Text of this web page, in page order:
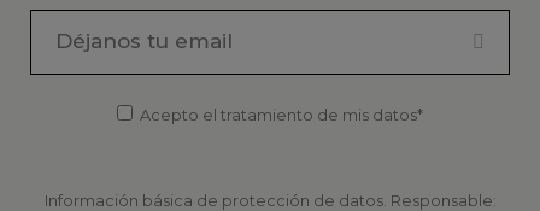
Acepto el tratamiento de mis datos*
Información básica de protección de datos. Responsable: